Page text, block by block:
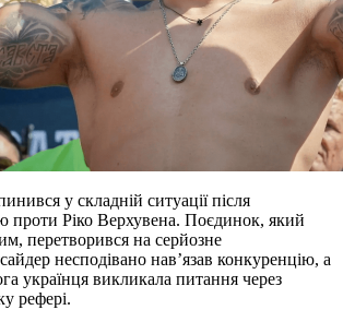
у складній ситуації після
проти Ріко Верхувена. Поєдинок, який
перетворився на серйозне
несподівано нав’язав конкуренцію, а
українця викликала питання через
рефері.